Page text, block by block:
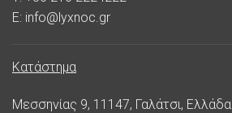
E: info@lyxnoc.gr
Κατάστημα
Μεσσηνίας 9, 11147, Γαλάτσι, Ελλάδα